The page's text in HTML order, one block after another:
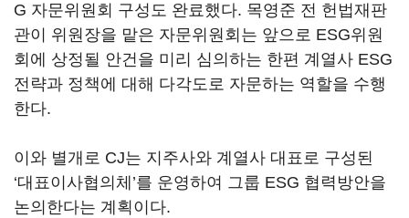
G 자문위원회 구성도 완료했다. 목영준 전 헌법재판
관이 위원장을 맡은 자문위원회는 앞으로 ESG위원
회에 상정될 안건을 미리 심의하는 한편 계열사 ESG
전략과 정책에 대해 다각도로 자문하는 역할을 수행
한다.
이와 별개로 CJ는 지주사와 계열사 대표로 구성된
‘대표이사협의체’를 운영하여 그룹 ESG 협력방안을
논의한다는 계획이다.